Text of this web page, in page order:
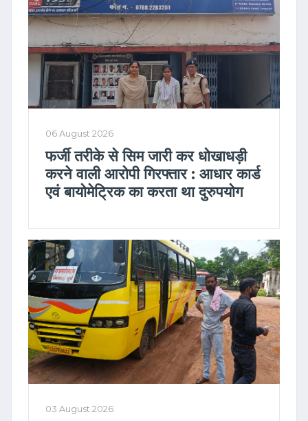
06 August 2026
फर्जी तरीके से सिम जारी कर धोखाधड़ी
करने वाली आरोपी गिरफ्तार : आधार कार्ड
एवं बायोमेट्रिक का करता था दुरुपयोग
03 August 2026